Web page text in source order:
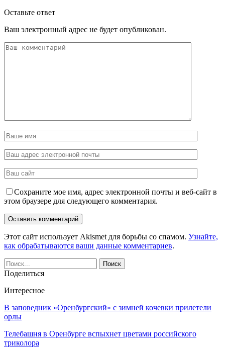
Оставьте ответ
Ваш электронный адрес не будет опубликован.
Сохраните мое имя, адрес электронной почты и веб-сайт в
этом браузере для следующего комментария.
Этот сайт использует Akismet для борьбы со спамом. Узнайте,
как обрабатываются ваши данные комментариев.
Поделиться
Интересное
В заповедник «Оренбургский» с зимней кочевки прилетели
орлы
Телебашня в Оренбурге вспыхнет цветами российского
триколора